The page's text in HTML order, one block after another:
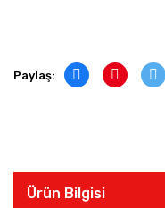
Paylaş:
Ürün Bilgisi